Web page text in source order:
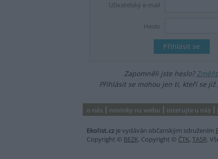
Uživatelský e-mail
Heslo
Zapomněli jste heslo?
Přihlásit se mohou jen ti, kteří se již
o nás novinky na webu inzerujte u nás
Ekolist.cz je vydáván občanským sdružením
Copyright © BEZK. Copyright © ČTK, TASR.